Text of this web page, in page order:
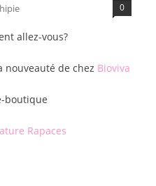
0
allez-vous?
nouveauté de chez Bioviva
boutique
Rapaces